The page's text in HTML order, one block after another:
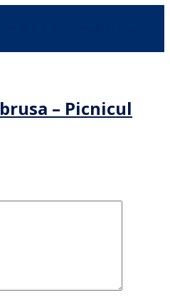
– Picnicul